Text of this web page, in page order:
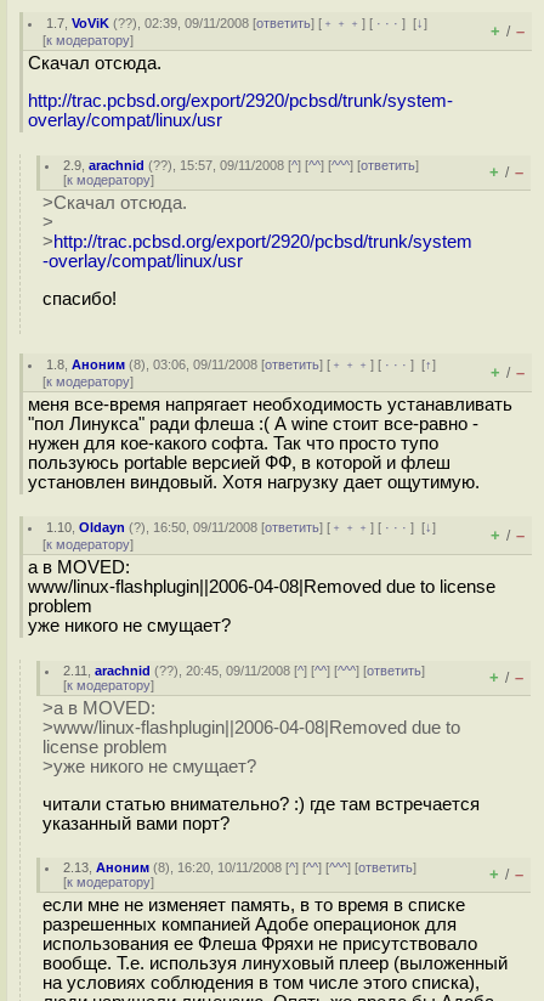
1.7 ,VoViK (??), 02:39, 09/11/2008 [ответить] [ ﹢﹢﹢] [ · · ·][↓]
[к модератору] + / –
Скачал отсюда.
http://trac.pcbsd.org/export/2920/pcbsd/trunk/system-
overlay/compat/linux/usr
2.9 ,arachnid (??), 15:57, 09/11/2008 [^] [^^] [^^^] [ответить]
[к модератору] + / –
>Скачал отсюда.
>
>http://trac.pcbsd.org/export/2920/pcbsd/trunk/system
-overlay/compat/linux/usr
спасибо!
1.8 ,Аноним (8), 03:06, 09/11/2008 [ответить] [ ﹢﹢﹢] [ · · ·][↑]
[к модератору] + / –
меня все-время напрягает необходимость устанавливать
"пол Линукса" ради флеша :( А wine стоит все-равно -
нужен для кое-какого софта. Так что просто тупо
пользуюсь portable версией ФФ, в которой и флеш
установлен виндовый. Хотя нагрузку дает ощутимую.
1.10 ,Oldayn (?), 16:50, 09/11/2008 [ответить] [ ﹢﹢﹢] [ · · ·][↓]
[к модератору] + / –
а в MOVED:
www/linux-flashplugin||2006-04-08|Removed due to license
problem
уже никого не смущает?
2.11 ,arachnid (??), 20:45, 09/11/2008 [^] [^^] [^^^] [ответить]
[к модератору] + / –
>а в MOVED:
>www/linux-flashplugin||2006-04-08|Removed due to
license problem
>уже никого не смущает?
читали статью внимательно? :) где там встречается
указанный вами порт?
2.13 ,Аноним (8), 16:20, 10/11/2008 [^] [^^] [^^^] [ответить]
[к модератору] + / –
если мне не изменяет память, в то время в списке
разрешенных компанией Адобе операционок для
использования ее Флеша Фряхи не присутствовало
вообще. Т.е. используя линуховый плеер (выложенный
на условиях соблюдения в том числе этого списка),